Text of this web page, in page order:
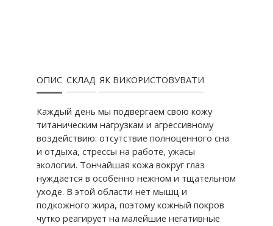
ОПИС СКЛАД ЯК ВИКОРИСТОВУВАТИ
Каждый день мы подвергаем свою кожу
титаническим нагрузкам и агрессивному
воздействию: отсутствие полноценного сна
и отдыха, стрессы на работе, ужасы
экологии. Тончайшая кожа вокруг глаз
нуждается в особенно нежном и тщательном
уходе. В этой области нет мышц и
подкожного жира, поэтому кожный покров
чутко реагирует на малейшие негативные